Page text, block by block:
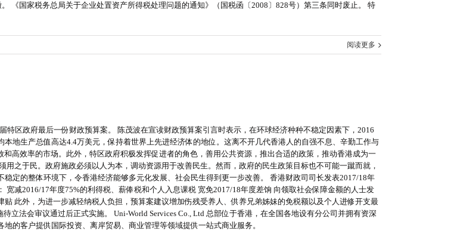
《国家税务总局关于企业处置资产所得税处理问题的通知》（国税函〔2008〕828号）第三条同时废止。 特
阅读更多
区政府最后一份财政预算案。 陈茂波在宣读财政预算案引言时表示，在环球经济种种不稳定因素下，2016
地生产总值高达4.4万美元，保持着世界上先进经济体的地位。这离不开几代香港人的自强不息、辛勤工作与
高效率的市场。此外，特区政府积极发挥促进者的角色，善用公共资源，推出合适的政策，推动香港成为一
之于民。政府施政必须以人为本，调动资源用于改善民生。然而，政府的民生政策目标也不可能一蹴而就，
定的整体环境下，令香港经济能够多元化发展、社会民生得到更一步改善。 香港财政司司长发表2017/18年
减2016/17年度75%的利得税、薪俸税和个人入息课税 宽免2017/18年度差饷 向领取社会保障金额的人士发
此外，为进一步减轻纳税人负担，预算案建议增加伤残受养人、供养兄弟姊妹的免税额以及个人进修开支最
立法会审议通过后正式实施。 Uni-World Services Co., Ltd 总部位于香港，在全国各地设有分公司并拥有资深
的客户提供国际投资、离岸贸易、商业管理等领域提供一站式商业服务。